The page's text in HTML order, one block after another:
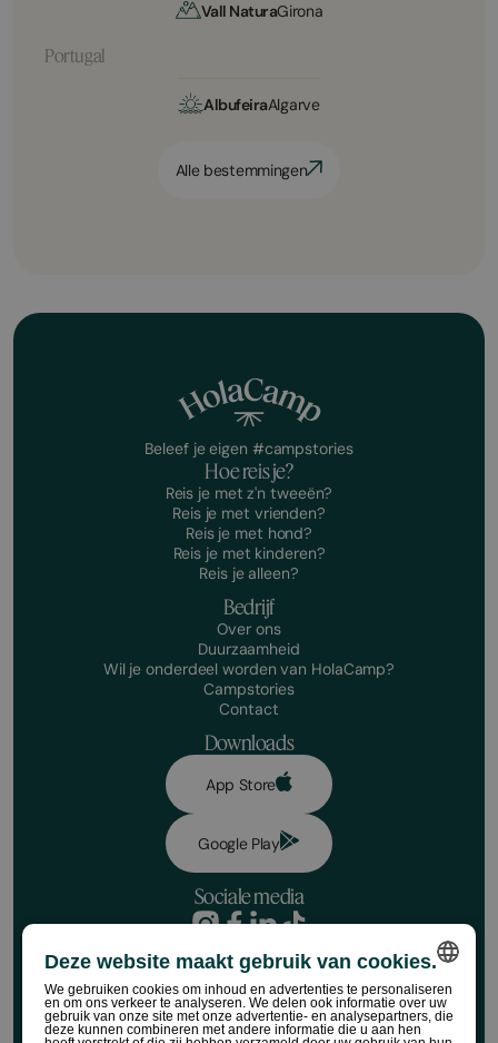
Reserveer nu!
Datums
Vall NaturaGirona
Portugal
AlbufeiraAlgarve
Alle bestemmingen
Beleef je eigen #campstories
Hoe reis je?
Reis je met z'n tweeën?
Reis je met vrienden?
Reis je met hond?
Reis je met kinderen?
Reis je alleen?
Bedrijf
Over ons
Duurzaamheid
Wil je onderdeel worden van HolaCamp?
Campstories
Contact
Downloads
App Store
Google Play
Sociale media
Boekingsvoorwaarden
Juridische kennisgeving
Socialemediabeleid
Cookiebeleid
SPANISH
Deze website maakt gebruik van cookies.
We gebruiken cookies om inhoud en advertenties te personaliseren
en om ons verkeer te analyseren. We delen ook informatie over uw
gebruik van onze site met onze advertentie- en analysepartners, die
deze kunnen combineren met andere informatie die u aan hen